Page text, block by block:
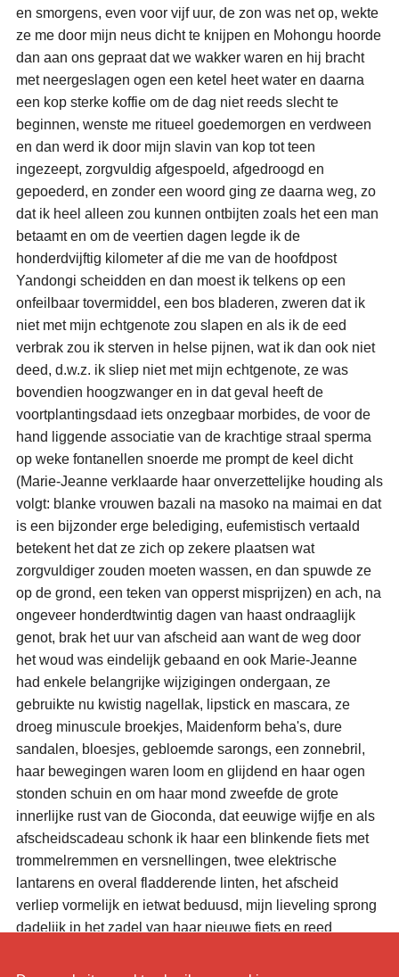
en smorgens, even voor vijf uur, de zon was net op, wekte
ze me door mijn neus dicht te knijpen en Mohongu hoorde
dan aan ons gepraat dat we wakker waren en hij bracht
met neergeslagen ogen een ketel heet water en daarna
een kop sterke koffie om de dag niet reeds slecht te
beginnen, wenste me ritueel goedemorgen en verdween
en dan werd ik door mijn slavin van kop tot teen
ingezeept, zorgvuldig afgespoeld, afgedroogd en
gepoederd, en zonder een woord ging ze daarna weg, zo
dat ik heel alleen zou kunnen ontbijten zoals het een man
betaamt en om de veertien dagen legde ik de
honderdvijftig kilometer af die me van de hoofdpost
Yandongi scheidden en dan moest ik telkens op een
onfeilbaar tovermiddel, een bos bladeren, zweren dat ik
niet met mijn echtgenote zou slapen en als ik de eed
verbrak zou ik sterven in helse pijnen, wat ik dan ook niet
deed, d.w.z. ik sliep niet met mijn echtgenote, ze was
bovendien hoogzwanger en in dat geval heeft de
voortplantingsdaad iets onzegbaar morbides, de voor de
hand liggende associatie van de krachtige straal sperma
op weke fontanellen snoerde me prompt de keel dicht
(Marie-Jeanne verklaarde haar onverzettelijke houding als
volgt: blanke vrouwen bazali na masoko na maimai en dat
is een bijzonder erge belediging, eufemistisch vertaald
betekent het dat ze zich op zekere plaatsen wat
zorgvuldiger zouden moeten wassen, en dan spuwde ze
op de grond, een teken van opperst misprijzen) en ach, na
ongeveer honderdtwintig dagen van haast ondraaglijk
genot, brak het uur van afscheid aan want de weg door
het woud was eindelijk gebaand en ook Marie-Jeanne
had enkele belangrijke wijzigingen ondergaan, ze
gebruikte nu kwistig nagellak, lipstick en mascara, ze
droeg minuscule broekjes, Maidenform beha's, dure
sandalen, bloesjes, gebloemde sarongs, een zonnebril,
haar bewegingen waren loom en glijdend en haar ogen
stonden schuin en om haar mond zweefde de grote
innerlijke rust van de Gioconda, dat eeuwige wijfje en als
afscheidscadeau schonk ik haar een blinkende fiets met
trommelremmen en versnellingen, twee elektrische
lantarens en overal fladderende linten, het afscheid
verliep vormelijk en ietwat beduusd, mijn lieveling sprong
dadelijk in het zadel van haar nieuwe fiets en reed